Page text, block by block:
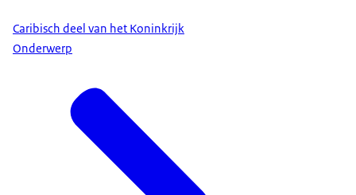
Caribisch deel van het Koninkrijk
Onderwerp